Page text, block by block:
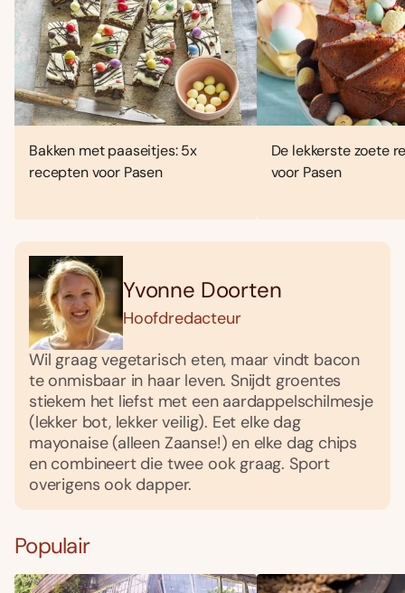
Bakken met paaseitjes: 5x
recepten voor Pasen
De lekkerste zoete
voor Pasen
Yvonne Doorten
Hoofdredacteur
Wil graag vegetarisch eten, maar vindt bacon
te onmisbaar in haar leven. Snijdt groentes
stiekem het liefst met een aardappelschilmesje
(lekker bot, lekker veilig). Eet elke dag
mayonaise (alleen Zaanse!) en elke dag chips
en combineert die twee ook graag. Sport
overigens ook dapper.
Populair